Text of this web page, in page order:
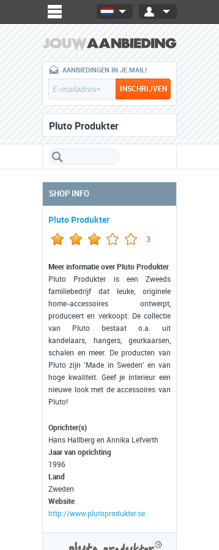
AANBIEDINGEN IN JE MAIL!
Pluto Produkter
SHOP INFO
Pluto Produkter
3
Meer informatie over Pluto Produkter
Pluto Produkter is een Zweeds
familiebedrijf dat leuke, originele
home-accessoires ontwerpt,
produceert en verkoopt. De collectie
van Pluto bestaat o.a. uit
kandelaars, hangers, geurkaarsen,
schalen en meer. De producten van
Pluto zijn 'Made in Sweden' en van
hoge kwaliteit. Geef je interieur een
nieuwe look met de accessoires van
Pluto!
Oprichter(s)
Hans Hallberg en Annika Lefverth
Jaar van oprichting
1996
Land
Zweden
Website
http://www.plutoprodukter.se